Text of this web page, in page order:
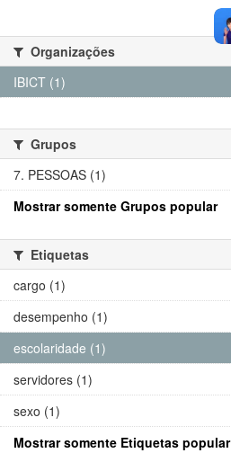
Organizações
IBICT (1)
Grupos
7. PESSOAS (1)
Mostrar somente Grupos popular
Etiquetas
cargo (1)
desempenho (1)
escolaridade (1)
servidores (1)
sexo (1)
Mostrar somente Etiquetas popular